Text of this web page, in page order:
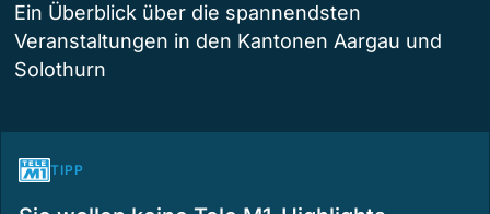
Ein Überblick über die spannendsten
Veranstaltungen in den Kantonen Aargau und
Solothurn
TIPP